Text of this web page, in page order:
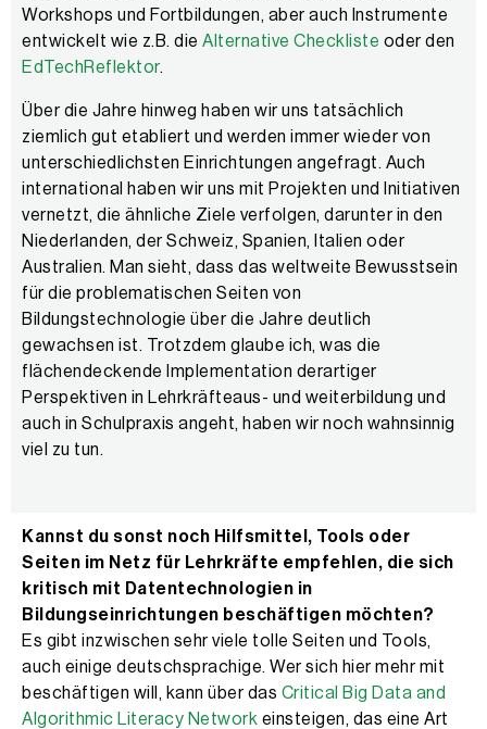
Workshops und Fortbildungen, aber auch Instrumente
entwickelt wie z.B. die Alternative Checkliste oder den
EdTechReflektor.
Über die Jahre hinweg haben wir uns tatsächlich
ziemlich gut etabliert und werden immer wieder von
unterschiedlichsten Einrichtungen angefragt. Auch
international haben wir uns mit Projekten und Initiativen
vernetzt, die ähnliche Ziele verfolgen, darunter in den
Niederlanden, der Schweiz, Spanien, Italien oder
Australien. Man sieht, dass das weltweite Bewusstsein
für die problematischen Seiten von
Bildungstechnologie über die Jahre deutlich
gewachsen ist. Trotzdem glaube ich, was die
flächendeckende Implementation derartiger
Perspektiven in Lehrkräfteaus- und weiterbildung und
auch in Schulpraxis angeht, haben wir noch wahnsinnig
viel zu tun.
Kannst du sonst noch Hilfsmittel, Tools oder
Seiten im Netz für Lehrkräfte empfehlen, die sich
kritisch mit Datentechnologien in
Bildungseinrichtungen beschäftigen möchten?
Es gibt inzwischen sehr viele tolle Seiten und Tools,
auch einige deutschsprachige. Wer sich hier mehr mit
beschäftigen will, kann über das Critical Big Data and
Algorithmic Literacy Network einsteigen, das eine Art